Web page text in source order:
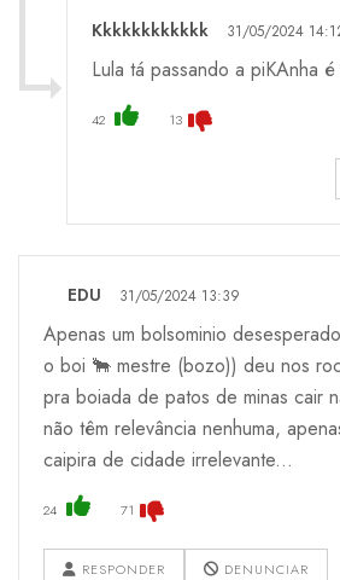
Kkkkkkkkkkkk 31/05/2024
Lula tá passando a piKAnha
42 13
EDU 31/05/2024 13:39
Apenas um bolsominio
o boi 🐂 mestre (bozo)) deu nos
pra boiada de patos de minas cair
não têm relevância nenhuma,
caipira de cidade irrelevante...
24 71
RESPONDER DENUNCIAR